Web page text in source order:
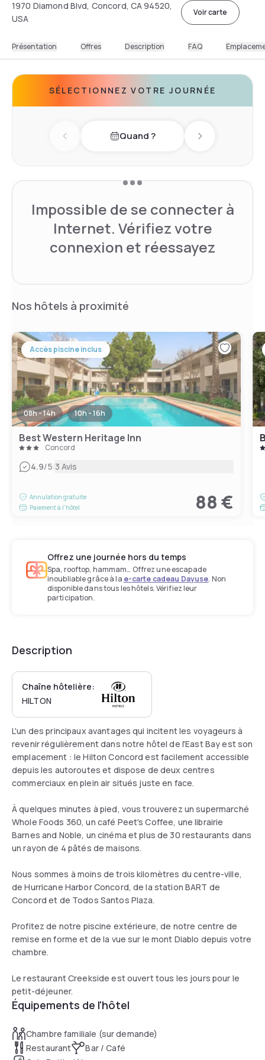
1970 Diamond Blvd, Concord, CA 94520,
USA
Voir carte
Présentation Offres Description FAQ
SÉLECTIONNEZ VOTRE JOURNÉE
Previous dayQuand ? Next day
Impossible de se connecter à
Internet. Vérifiez votre
connexion et réessayez
Nos hôtels à proximité
Accès piscine inclus
08h - 14h 10h - 16h
Best Western Heritage Inn
Concord
4.9/5|3 Avis
Annulation gratuite
Paiement à l'hôtel
88 €
Offrez une journée hors du temps
Spa, rooftop, hammam… Offrez une escapade
inoubliable grâce à la e-carte cadeau Dayuse. Non
disponible dans tous les hôtels. Vérifiez leur
participation.
Description
Chaîne hôtelière:
HILTON
L'un des principaux avantages qui incitent les voyageurs à
revenir régulièrement dans notre hôtel de l'East Bay est son
emplacement : le Hilton Concord est facilement accessible
depuis les autoroutes et dispose de deux centres
commerciaux en plein air situés juste en face.
À quelques minutes à pied, vous trouverez un supermarché
Whole Foods 360, un café Peet's Coffee, une librairie
Barnes and Noble, un cinéma et plus de 30 restaurants dans
un rayon de 4 pâtés de maisons.
Nous sommes à moins de trois kilomètres du centre-ville,
de Hurricane Harbor Concord, de la station BART de
Concord et de Todos Santos Plaza.
Profitez de notre piscine extérieure, de notre centre de
remise en forme et de la vue sur le mont Diablo depuis votre
chambre.
Le restaurant Creekside est ouvert tous les jours pour le
petit-déjeuner.
Équipements de l'hôtel
Chambre familiale (sur demande)
Restaurant
Bar / Café